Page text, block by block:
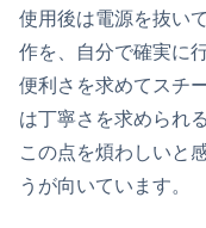
使用後は電源を抜い
作を、自分で確実に
便利さを求めてスチ
は丁寧さを求められる
この点を煩わしいと
うが向いています。